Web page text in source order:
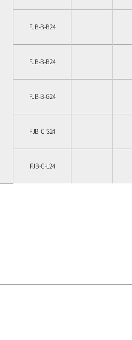
FJB-B-B24
FJB-B-B24
FJB-B-G24
FJB-C-S24
FJB-C-L24